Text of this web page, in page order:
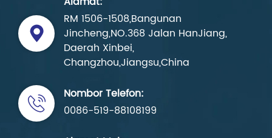
RM 1506-1508,Bangunan
Jincheng,NO.368 Jalan HanJiang,
Daerah Xinbei,
Changzhou,Jiangsu,China
Nombor Telefon:
0086-519-88108199